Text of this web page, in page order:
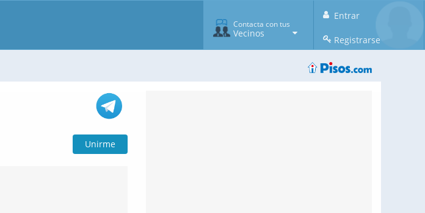
Entrar
Registrarse
Contacta con tus
Vecinos
Unirme